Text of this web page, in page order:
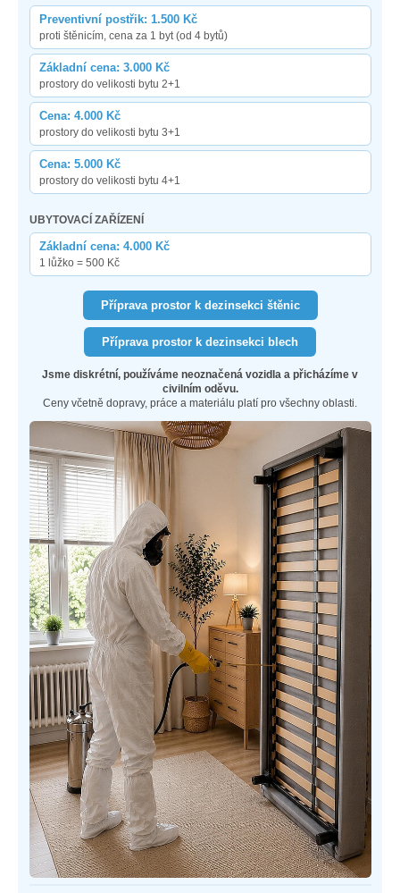
Preventivní postřik: 1.500 Kč
proti štěnicím, cena za 1 byt (od 4 bytů)
Základní cena: 3.000 Kč
prostory do velikosti bytu 2+1
Cena: 4.000 Kč
prostory do velikosti bytu 3+1
Cena: 5.000 Kč
prostory do velikosti bytu 4+1
UBYTOVACÍ ZAŘÍZENÍ
Základní cena: 4.000 Kč
1 lůžko = 500 Kč
Příprava prostor k dezinsekci štěnic
Příprava prostor k dezinsekci blech
Jsme diskrétní, používáme neoznačená vozidla a přicházíme v
civilním oděvu.
Ceny včetně dopravy, práce a materiálu platí pro všechny oblasti.